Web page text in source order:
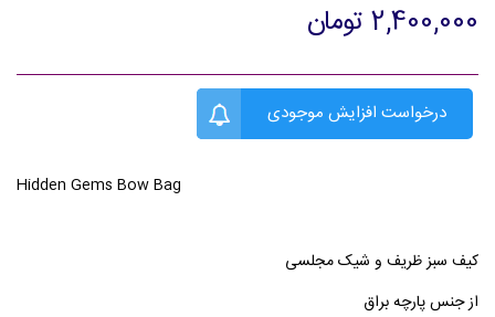
2,400,000 تومان
درخواست افزایش موجودی
Hidden Gems Bow Bag
کیف سبز ظریف و شیک مجلسی
از جنس پارچه براق